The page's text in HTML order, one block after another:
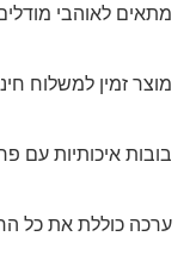
מתאים לאוהבי
מוצר זמין למשלוח
בובות איכותיות עם
ערכה כוללת את כל